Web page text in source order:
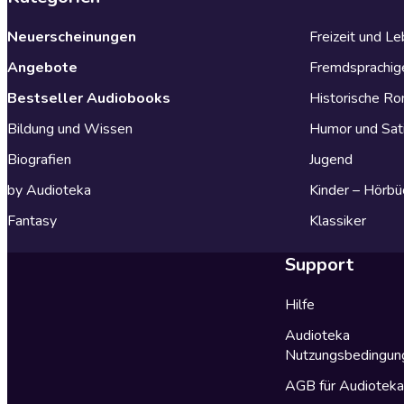
Neuerscheinungen
Angebote
Bestseller Audiobooks
Bildung und Wissen
Biografien
by Audioteka
Fantasy
Freizeit und
Historische
Humor und
Jugend
Kinder –
Klassiker
Support
Hilfe
Audioteka
AGB für